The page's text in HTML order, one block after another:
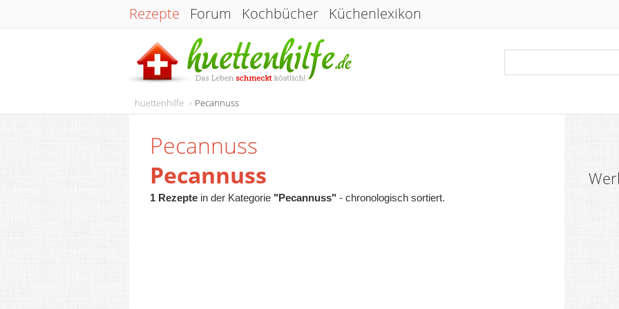
Rezepte Forum Kochbücher Küchenlexikon
huettenhilfe Pecannuss
Pecannuss
Pecannuss
1 Rezepte in der Kategorie "Pecannuss" - chronologisch sortiert.